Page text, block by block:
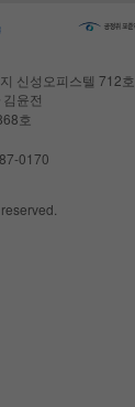
신성오피스텔 712호
김윤전
호
0170